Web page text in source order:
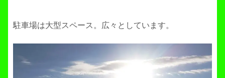
駐車場は大型スペース。広々としています。